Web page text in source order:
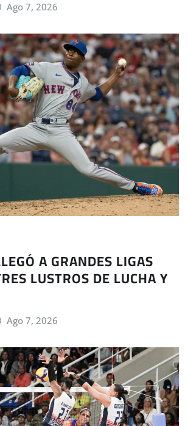
Ago 7, 2026
A GRANDES LIGAS
LUSTROS DE LUCHA Y
Ago 7, 2026